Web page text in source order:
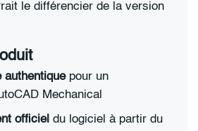
le différencier de la version
pour un
Mechanical
officiel du logiciel à partir du